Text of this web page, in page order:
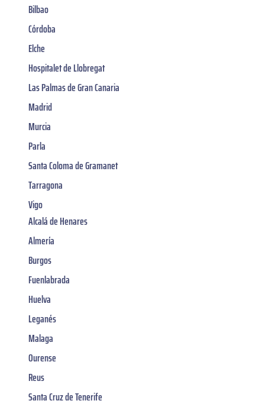
Bilbao
Córdoba
Elche
Hospitalet de Llobregat
Las Palmas de Gran Canaria
Madrid
Murcia
Parla
Santa Coloma de Gramanet
Tarragona
Vigo
Alcalá de Henares
Almería
Burgos
Fuenlabrada
Huelva
Leganés
Malaga
Ourense
Reus
Santa Cruz de Tenerife